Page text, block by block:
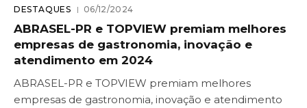
DESTAQUES 06/12/2024
ABRASEL-PR e TOPVIEW premiam melhores
empresas de gastronomia, inovação e
atendimento em 2024
ABRASEL-PR e TOPVIEW premiam melhores
empresas de gastronomia, inovação e atendimento